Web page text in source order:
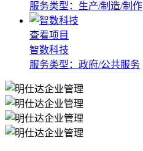
服务类型：生产/制造/制作
查看项目
智数科技
服务类型：政府/公共服务